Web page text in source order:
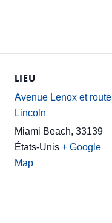
LIEU
Avenue Lenox et route
Lincoln
Miami Beach, 33139
États-Unis + Google
Map